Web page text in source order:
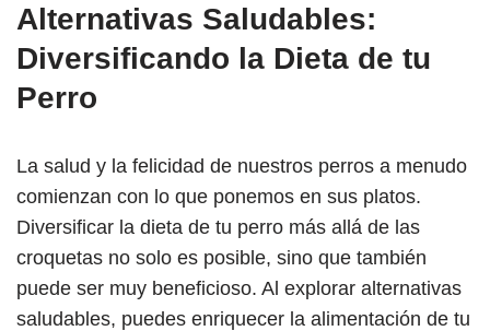
Alternativas Saludables:
Diversificando la Dieta de tu
Perro
La salud y la felicidad de nuestros perros a menudo
comienzan con lo que ponemos en sus platos.
Diversificar la dieta de tu perro más allá de las
croquetas no solo es posible, sino que también
puede ser muy beneficioso. Al explorar alternativas
saludables, puedes enriquecer la alimentación de tu